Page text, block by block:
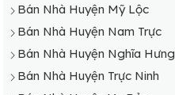
Bán Nhà Huyện Mỹ Lộc
Bán Nhà Huyện Nam Trực
Bán Nhà Huyện Nghĩa Hưng
Bán Nhà Huyện Trực Ninh